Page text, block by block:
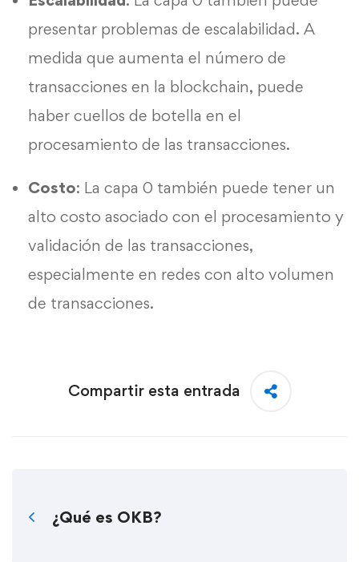
presentar problemas de escalabilidad. A
medida que aumenta el número de
transacciones en la blockchain, puede
haber cuellos de botella en el
procesamiento de las transacciones.
Costo: La capa 0 también puede tener un
alto costo asociado con el procesamiento y
validación de las transacciones,
especialmente en redes con alto volumen
de transacciones.
Compartir esta entrada
¿Qué es OKB?